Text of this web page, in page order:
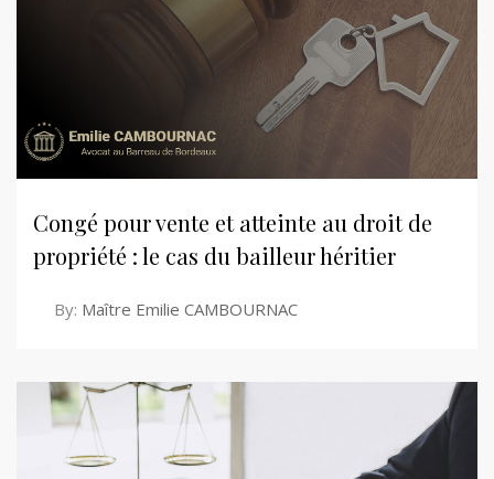
Congé pour vente et atteinte au droit de
propriété : le cas du bailleur héritier
By: Maître Emilie CAMBOURNAC